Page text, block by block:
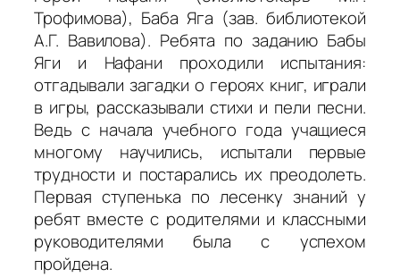
Трофимова), Баба Яга (зав. библиотекой
А.Г. Вавилова). Ребята по заданию Бабы
Яги и Нафани проходили испытания:
отгадывали загадки о героях книг, играли
в игры, рассказывали стихи и пели песни.
Ведь с начала учебного года учащиеся
многому научились, испытали первые
трудности и постарались их преодолеть.
Первая ступенька по лесенку знаний у
ребят вместе с родителями и классными
руководителями была с успехом
пройдена.